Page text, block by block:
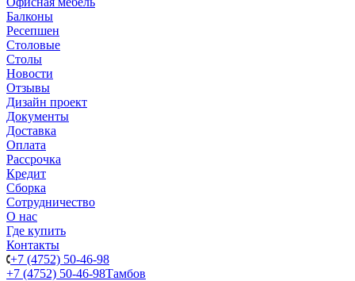
Балконы
Ресепшен
Столовые
Столы
Новости
Отзывы
Дизайн проект
Документы
Доставка
Оплата
Рассрочка
Кредит
Сборка
Сотрудничество
О нас
Где купить
Контакты
+7 (4752) 50-46-98
+7 (4752) 50-46-98Тамбов